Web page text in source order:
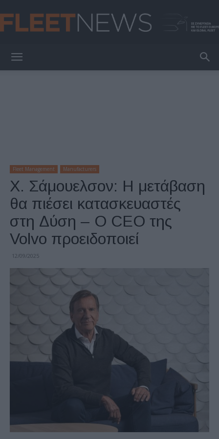
Fleet Management Manufacturers
Χ. Σάμουελσον: Η μετάβαση
θα πιέσει κατασκευαστές
στη Δύση – Ο CEO της
Volvo προειδοποιεί
12/09/2025